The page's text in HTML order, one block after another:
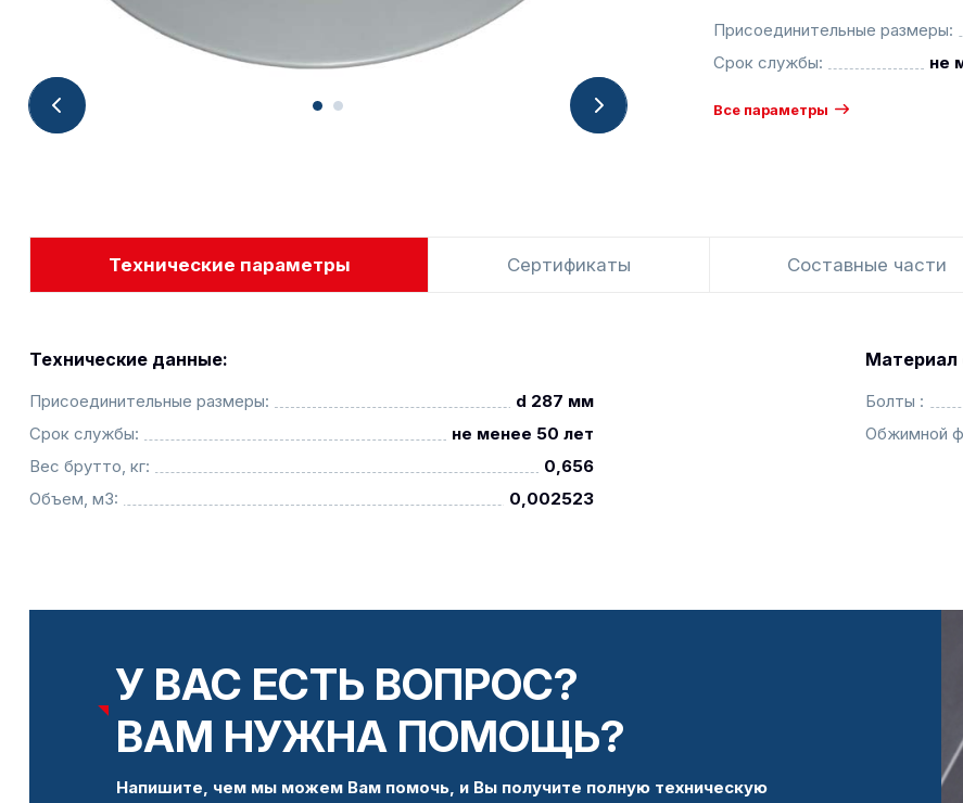
Присоединительные размеры:
Срок службы:
не
Все параметры
Технические параметры Сертификаты Составные части
Технические данные:
Присоединительные размеры:
d 287 мм
Срок службы:
не менее 50 лет
Вес брутто, кг:
0,656
Объем, м3:
0,002523
Материал
Болты :
Обжимной
У ВАС ЕСТЬ ВОПРОС?
ВАМ НУЖНА ПОМОЩЬ?
Напишите, чем мы можем Вам помочь, и Вы получите полную техническую